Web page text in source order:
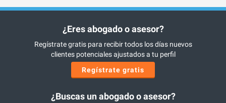
¿Eres abogado o asesor?
Regístrate gratis para recibir todos los días nuevos
clientes potenciales ajustados a tu perfil
Regístrate gratis
¿Buscas un abogado o asesor?